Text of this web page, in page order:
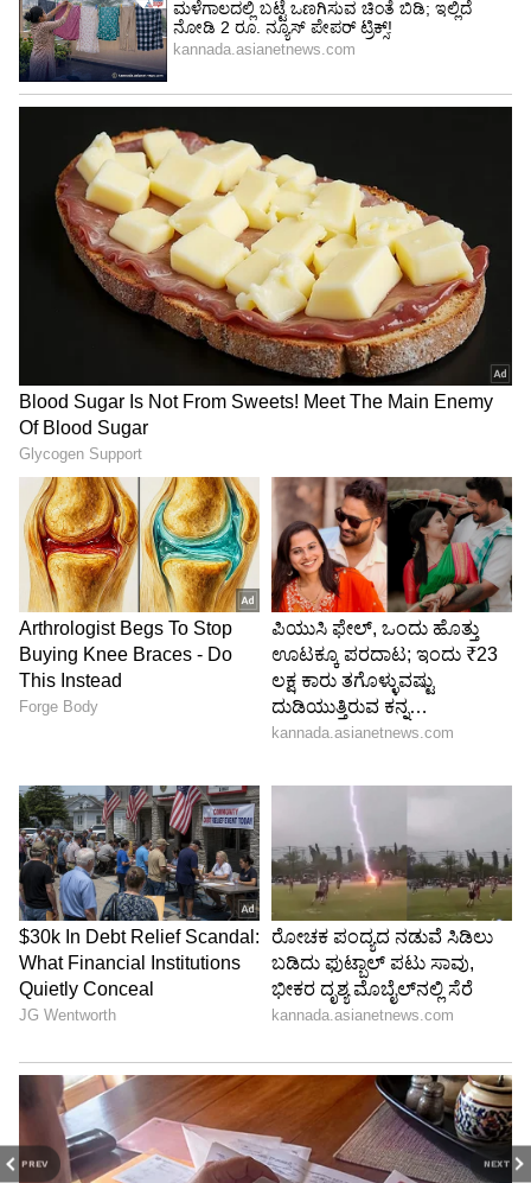
PREV NEXT
ಬಾರಿಸುವ ರೀತಿ, ಕ್ರೀಸ್’ನಲ್ಲಿ ನಿಲ್ಲುವ ಭಂಗಿ. ಹೀಗೆ ಆಟದಲ್ಲಿ
ಮಕ್ಕಳು ಅಪ್ಪನನ್ನು ನೆನಪಿಸಬಹುದಷ್ಟೇ ಹೊರತು, ಅಪ್ಪನಂತೆ
ಆಗಲು ಸಾಧ್ಯವೇ ಇಲ್ಲ. ಸಾಧನೆಯಲ್ಲಿ ಅಪ್ಪನನ್ನು
ಮೀರಿಸಬಹುದೇ..? ಈ ಸಾಧ್ಯತೆಯನ್ನು ಅಲ್ಲಗಳೆಯಲು
ಸಾಧ್ಯವಿಲ್ಲ. ಆದರೆ ರಾಹುಲ್ ದ್ರಾವಿಡ್ ಅವರಂತೆ ಕ್ರಿಕೆಟ್
ಆಡುವುದು ಅಸಾಧ್ಯ. ಒಂದು ವೇಳೆ ಆಡಿ ಬಿಟ್ಟರೆ ಅಲ್ಲಿ
ಸೃಷ್ಠಿಯಾಗಲಿರುವುದು ಮತ್ತೊಂದು ಚರಿತ್ರೆ.
ರಾಹುಲ್ ದ್ರಾವಿಡ್ ಅವರ ಮಕ್ಕಳಿಬ್ಬರಿಗೂ ಶುಭವಾಗಲಿ..